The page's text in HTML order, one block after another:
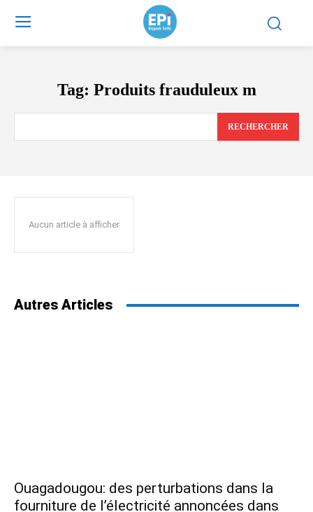
Tag: Produits frauduleux m
RECHERCHER
Aucun article à afficher
Autres Articles
Ouagadougou: des perturbations dans la
fourniture de l’électricité annoncées dans